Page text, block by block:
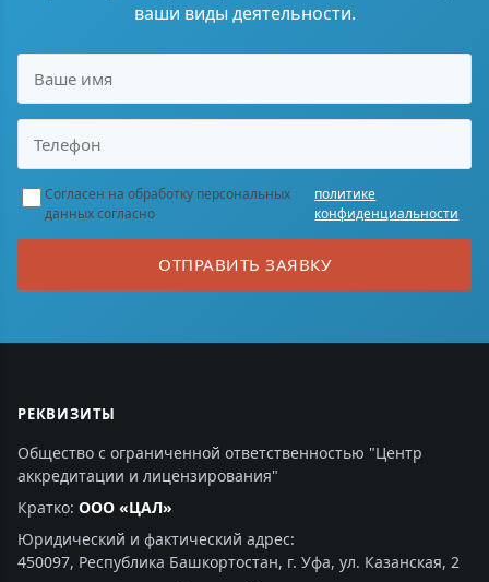
ваши виды деятельности.
Согласен на обработку персональных
данных согласно
политике
конфиденциальности
ОТПРАВИТЬ ЗАЯВКУ
РЕКВИЗИТЫ
Общество с ограниченной ответственностью "Центр
аккредитации и лицензирования"
Кратко: ООО «ЦАЛ»
Юридический и фактический адрес:
450097, Республика Башкортостан, г. Уфа, ул. Казанская, 2